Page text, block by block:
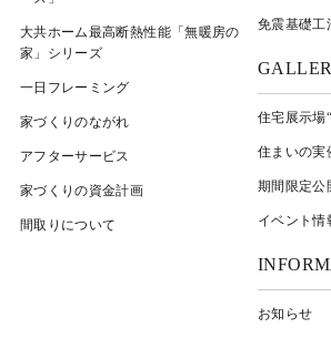
大共ホーム最高断熱性能「無暖房の
家」シリーズ
一日フレーミング
家づくりのながれ
アフターサービス
家づくりの資金計画
間取りについて
免震基礎工
住宅展示場
住まいの実
期間限定公
イベント情
お知らせ